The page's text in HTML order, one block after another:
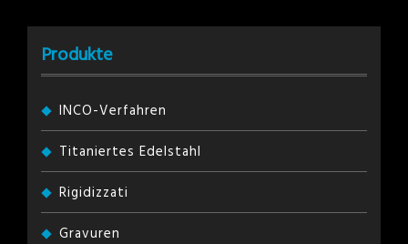
Produkte
INCO-Verfahren
Titaniertes Edelstahl
Rigidizzati
Gravuren